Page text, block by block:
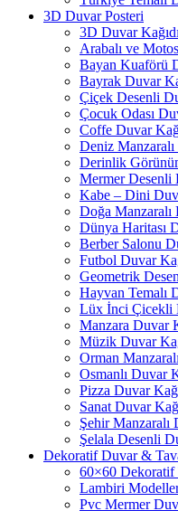
3D Duvar Posteri
3D Duvar Kağıdı
Arabalı ve
Bayan Kuaförü
Bayrak Duvar
Çiçek Desenli
Çocuk Odası
Coffe Duvar
Deniz Manzaralı
Derinlik
Mermer Desenli
Kabe – Dini
Doğa Manzaralı
Dünya Haritası
Berber Salonu
Futbol Duvar
Geometrik
Hayvan Temalı
Lüx İnci Çicekli
Manzara Duvar
Müzik Duvar
Orman
Osmanlı Duvar
Pizza Duvar
Sanat Duvar
Şehir Manzaralı
Şelala Desenli
Dekoratif Duvar &
60×60 Dekoratif
Lambiri
Pvc Mermer